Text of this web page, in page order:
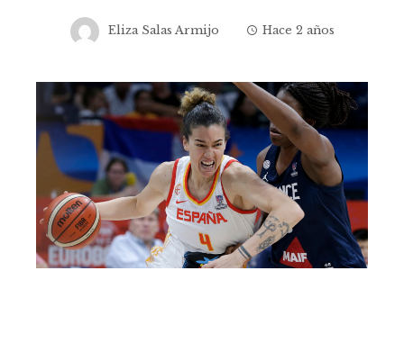
Eliza Salas Armijo Hace 2 años